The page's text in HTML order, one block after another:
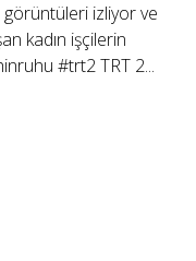
görüntüleri izliyor ve
kadın işçilerin
#trt2 TRT 2...